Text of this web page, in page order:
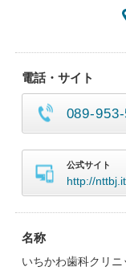
電話・サイト
089-
公式サイト
http://
名称
いちかわ歯科クリニ